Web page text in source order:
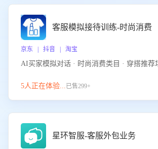
客服模拟接待训练-时尚消费
京东 | 抖音 | 淘宝
AI买家模拟对话 · 时尚消费类目 · 穿搭推荐
5人正在体验...已售299+
星环智服-客服外包业务